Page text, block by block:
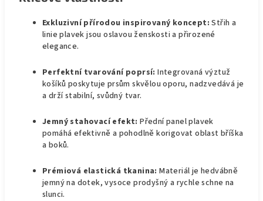
Exkluzivní přírodou inspirovaný koncept:Střih a
linie plavek jsou oslavou ženskosti a přirozené
elegance.
Perfektní tvarování poprsí:Integrovaná výztuž
košíků poskytuje prsům skvělou oporu, nadzvedává je
a drží stabilní, svůdný tvar.
Jemný stahovací efekt:Přední panel plavek
pomáhá efektivně a pohodlně korigovat oblast bříška
a boků.
Prémiová elastická tkanina:Materiál je hedvábně
jemný na dotek, vysoce prodyšný a rychle schne na
slunci.